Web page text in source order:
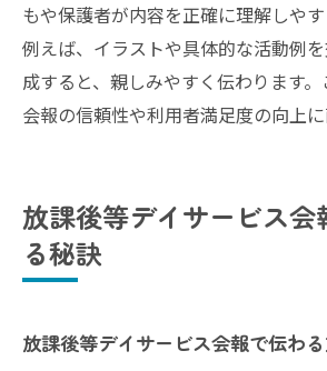
もや保護者が内容を正確に理解しやす
例えば、イラストや具体的な活動例
成すると、親しみやすく伝わります。
会報の信頼性や利用者満足度の向上に
放課後等デイサービス会
る秘訣
放課後等デイサービス会報で伝わ